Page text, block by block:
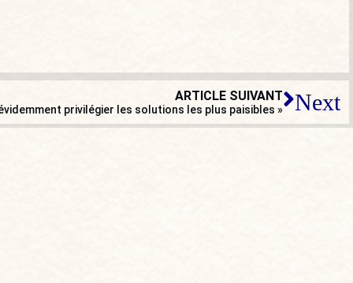
ARTICLE SUIVANT
privilégier les solutions les plus paisibles » Next